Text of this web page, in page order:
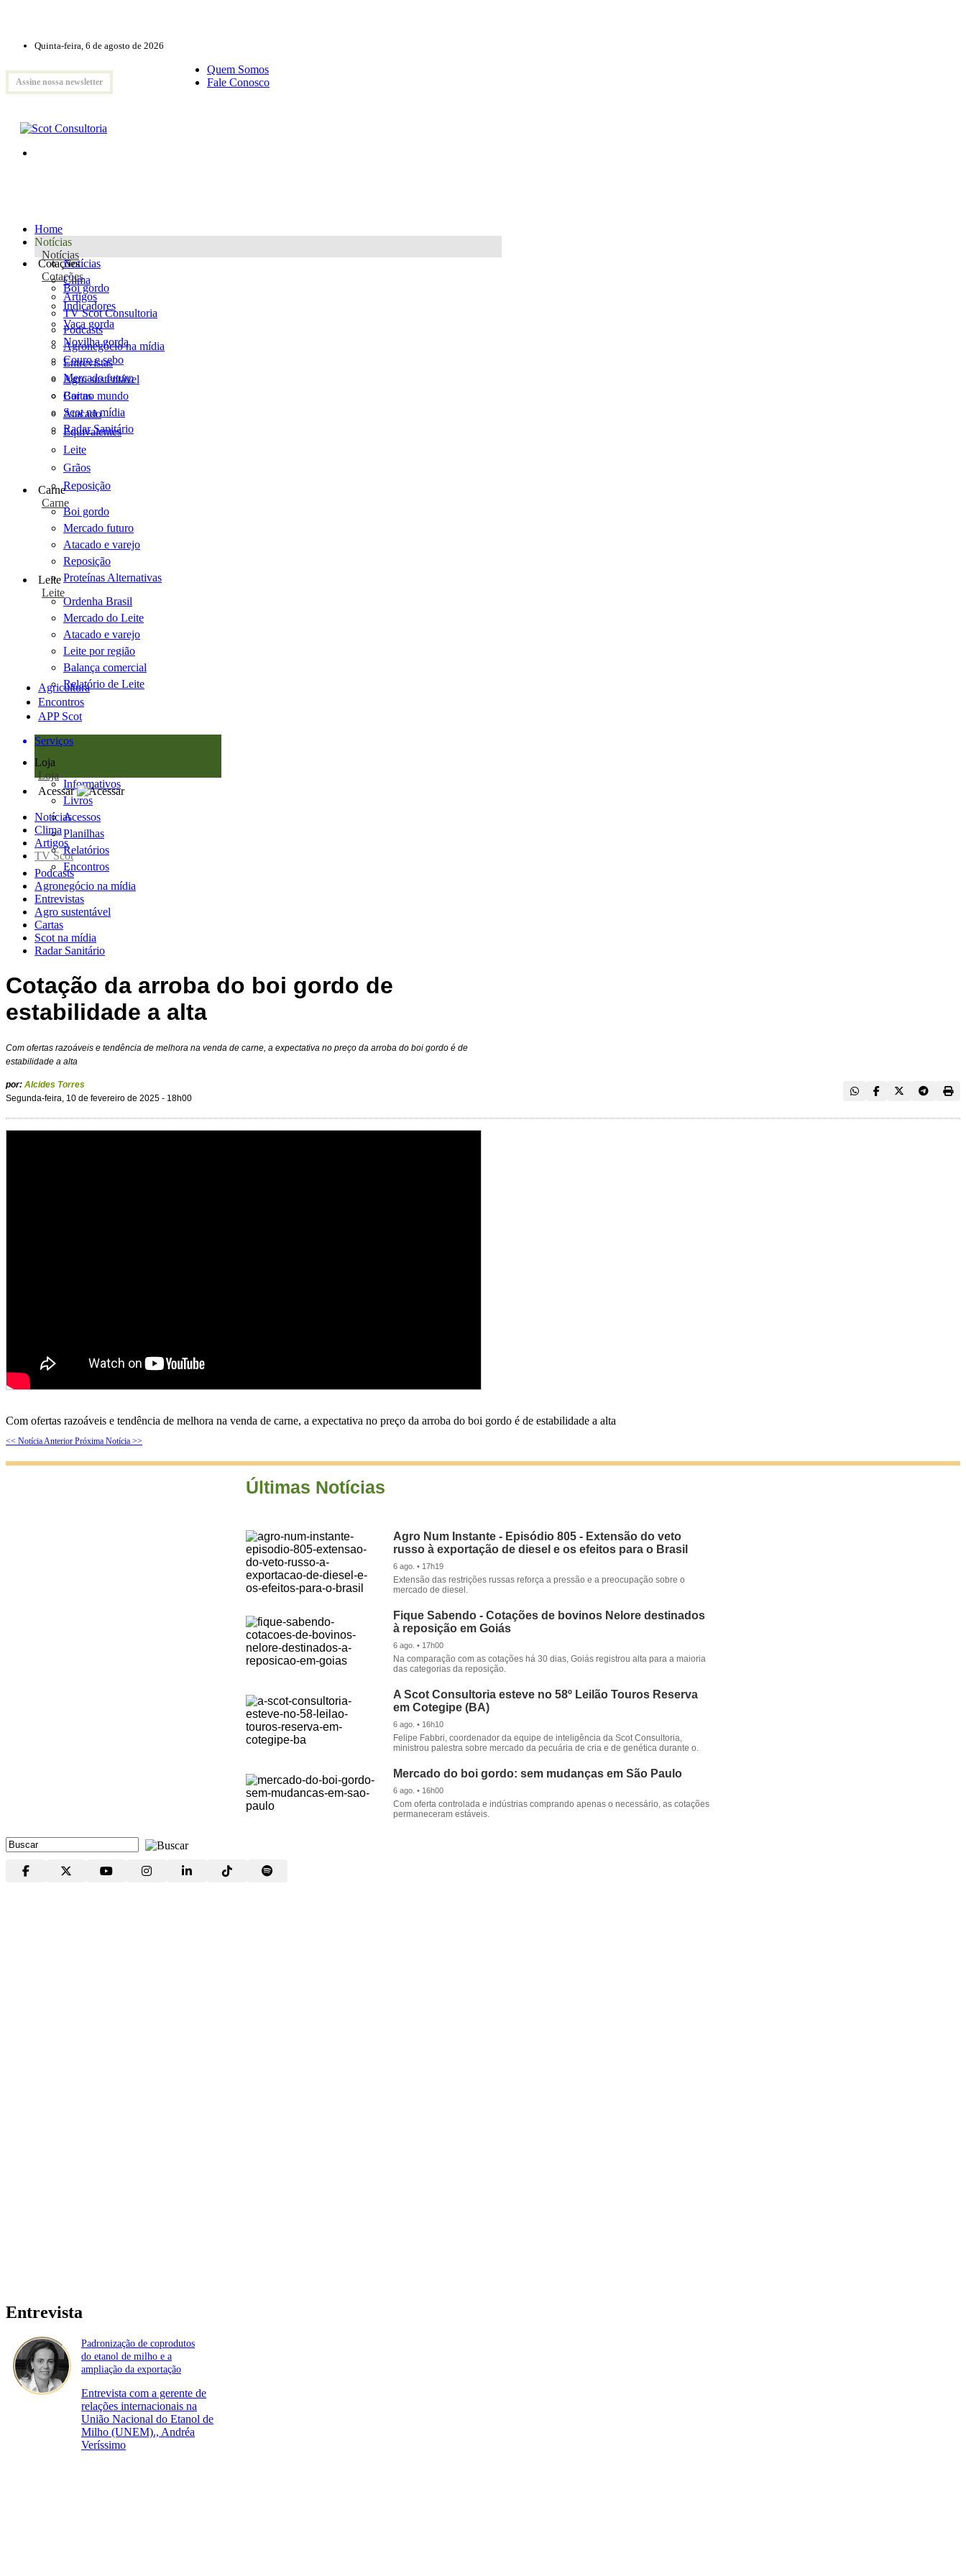
Quinta-feira, 6 de agosto de 2026
Assine nossa newsletter
Quem Somos
Fale Conosco
Home
Notícias
Notícias
Notícias
Clima
Artigos
TV Scot Consultoria
Podcasts
Agronegócio na mídia
Entrevistas
Agro sustentável
Cartas
Scot na mídia
Radar Sanitário
Cotações
Cotações
Boi gordo
Indicadores
Vaca gorda
Novilha gorda
Couro e sebo
Mercado futuro
Boi no mundo
Atacado
Equivalentes
Leite
Grãos
Reposição
Carne
Carne
Boi gordo
Mercado futuro
Atacado e varejo
Reposição
Proteínas Alternativas
Leite
Leite
Ordenha Brasil
Mercado do Leite
Atacado e varejo
Leite por região
Balança comercial
Relatório de Leite
Agricultura
Encontros
APP Scot
Serviços
Loja
Loja
Informativos
Livros
Acessos
Planilhas
Relatórios
Encontros
Acessar
Notícias
Clima
Artigos
TV Scot
Podcasts
Agronegócio na mídia
Entrevistas
Agro sustentável
Cartas
Scot na mídia
Radar Sanitário
Cotação da arroba do boi gordo de
estabilidade a alta
Com ofertas razoáveis e tendência de melhora na venda de carne, a expectativa no preço da arroba do boi gordo é de
estabilidade a alta
por: Alcides Torres
Segunda-feira, 10 de fevereiro de 2025 - 18h00
Com ofertas razoáveis e tendência de melhora na venda de carne, a expectativa no preço da arroba do boi gordo é de estabilidade a alta
<< Notícia Anterior Próxima Notícia >>
Últimas Notícias
Agro Num Instante - Episódio 805 - Extensão do veto
russo à exportação de diesel e os efeitos para o Brasil
6 ago. • 17h19
Extensão das restrições russas reforça a pressão e a preocupação sobre o
mercado de diesel.
Fique Sabendo - Cotações de bovinos Nelore destinados
à reposição em Goiás
6 ago. • 17h00
Na comparação com as cotações há 30 dias, Goiás registrou alta para a maioria
das categorias da reposição.
A Scot Consultoria esteve no 58º Leilão Touros Reserva
em Cotegipe (BA)
6 ago. • 16h10
Felipe Fabbri, coordenador da equipe de inteligência da Scot Consultoria,
ministrou palestra sobre mercado da pecuária de cria e de genética durante o.
Mercado do boi gordo: sem mudanças em São Paulo
6 ago. • 16h00
Com oferta controlada e indústrias comprando apenas o necessário, as cotações
permaneceram estáveis.
Entrevista
Padronização de coprodutos
do etanol de milho e a
ampliação da exportação
Entrevista com a gerente de
relações internacionais na
União Nacional do Etanol de
Milho (UNEM)., Andréa
Veríssimo